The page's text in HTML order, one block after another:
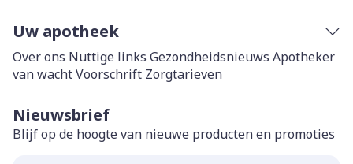
Uw apotheek
Over ons Nuttige links Gezondheidsnieuws Apotheker
van wachtVoorschrift Zorgtarieven
Nieuwsbrief
Blijf op de hoogte van nieuwe producten en promoties